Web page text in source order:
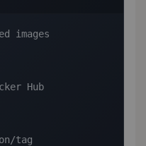
images
Hub
tag